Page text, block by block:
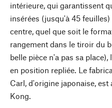
intérieure, qui garantissent
insérées (jusqu'à 45
centre, quel que soit le
rangement dans le tiroir du
belle pièce n'a pas sa
en position repliée. Le
Carl, d'origine japonaise,
Kong.